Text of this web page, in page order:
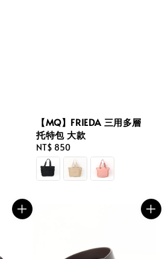
【MQ】FRIEDA 三用多層
托特包 大款
Regular
price
NT$ 850